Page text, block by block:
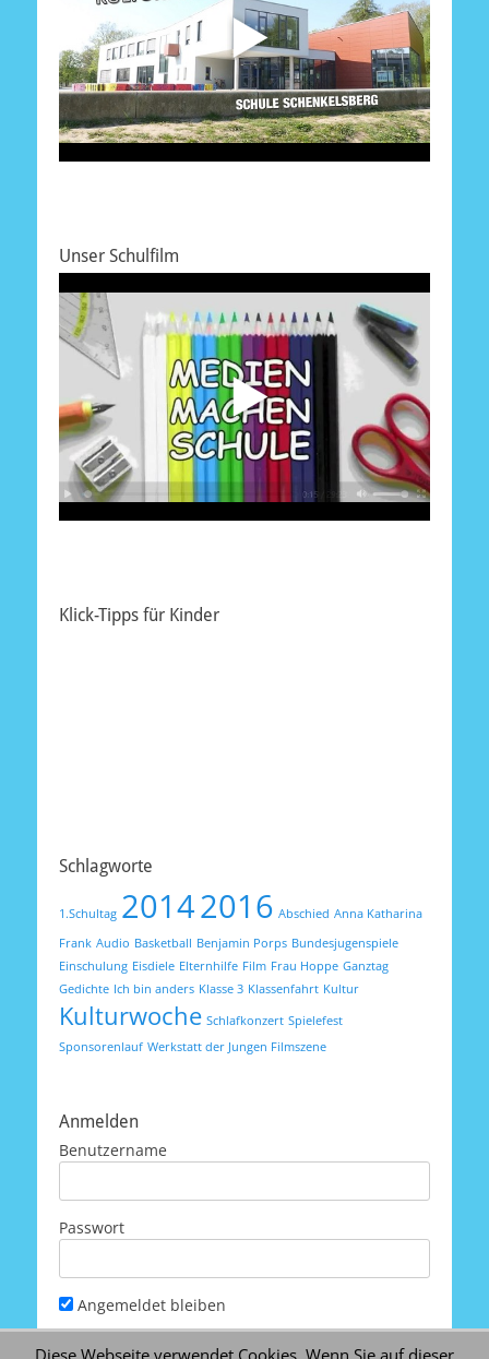
Unser Schulfilm
Klick-Tipps für Kinder
Schlagworte
1.Schultag 20142016 Abschied Anna Katharina
Frank Audio Basketball Benjamin Porps Bundesjugenspiele
Einschulung Eisdiele Elternhilfe Film Frau Hoppe Ganztag
Gedichte Ich bin anders Klasse 3 Klassenfahrt Kultur
Kulturwoche Schlafkonzert Spielefest
Sponsorenlauf Werkstatt der Jungen Filmszene
Anmelden
Benutzername
Passwort
Angemeldet bleiben
Diese Webseite verwendet Cookies. Wenn Sie auf dieser